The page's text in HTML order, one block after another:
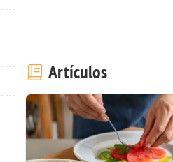
Artículos